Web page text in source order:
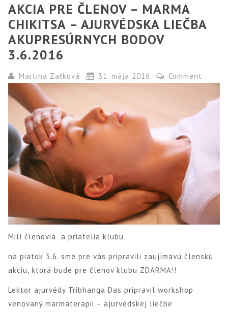
AKCIA PRE ČLENOV – MARMA
CHIKITSA – AJURVÉDSKA LIEČBA
AKUPRESÚRNYCH BODOV
3.6.2016
Martina Zaťková 31. mája 2016 Comment
Milí členovia a priatelia klubu,
na piatok 3.6. sme pre vás pripravili zaujímavú členskú
akciu, ktorá bude pre členov klubu ZDARMA!!
Lektor ajurvédy Tribhanga Das pripravil workshop
venovaný marmaterapii – ajurvédskej liečbe